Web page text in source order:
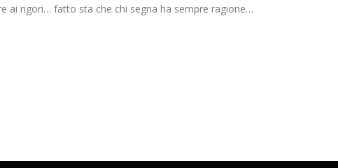
ai rigori… fatto sta che chi segna ha sempre ragione…